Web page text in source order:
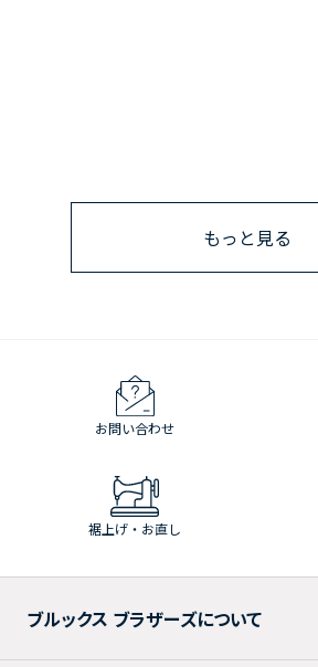
もっと見る
お問い合わせ
裾上げ・お直し
ブルックス ブラザーズについて